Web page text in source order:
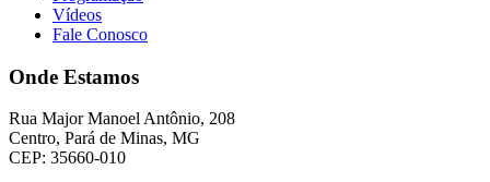
Vídeos
Fale Conosco
Onde Estamos
Rua Major Manoel Antônio, 208
Centro, Pará de Minas, MG
CEP: 35660-010